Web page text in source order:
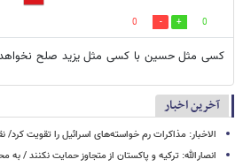
0
0
کسی مثل حسین با کسی مثل یزید صلح
آخرین اخبار
الاخبار: مذاکرات رم خواسته‌های اسرائیل را تقویت
انصارالله: ترکیه و پاکستان از متجاوز حمایت نکنند /